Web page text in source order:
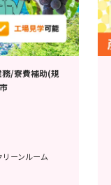
務/寮費補助(規
ーンルーム